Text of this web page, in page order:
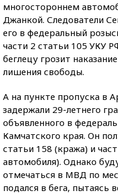
многостороннем
Джанкой. Следователи
его в федеральный
части 2 статьи 105 УКУ
беглецу грозит
лишения свободы.
А на пункте пропуска в
задержали 29-летнего
объявленного в
Камчатского края. Он
статьи 158 (кража) и
автомобиля). Однако
отмечаться в МВД по
подался в бега, пытаясь